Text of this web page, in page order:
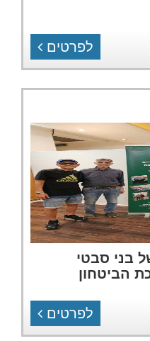
לפרטים
בני סבטי
הביטחון
לפרטים